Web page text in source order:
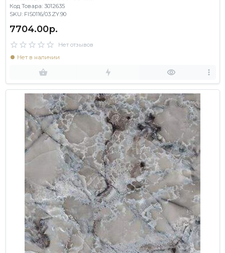
Код Товара: 3012635
SKU: FIS0116/03.ZY.90
7704.00р.
Нет отзывов
Нет в наличии